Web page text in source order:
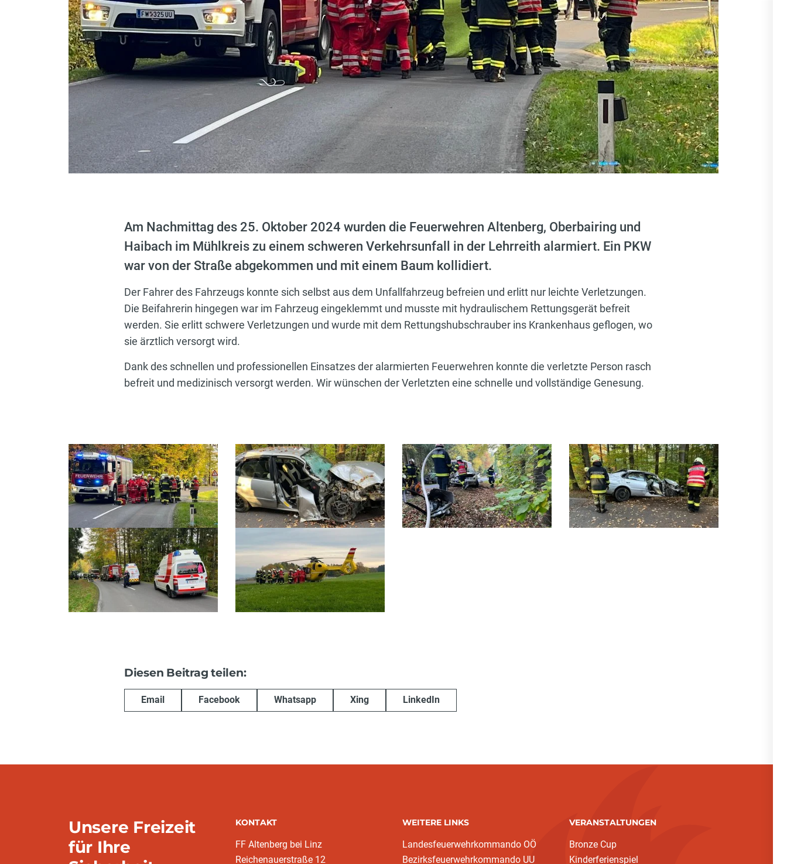
Am Nachmittag des 25. Oktober 2024 wurden die Feuerwehren Altenberg, Oberbairing und
Haibach im Mühlkreis zu einem schweren Verkehrsunfall in der Lehrreith alarmiert. Ein PKW
war von der Straße abgekommen und mit einem Baum kollidiert.
Der Fahrer des Fahrzeugs konnte sich selbst aus dem Unfallfahrzeug befreien und erlitt nur leichte Verletzungen.
Die Beifahrerin hingegen war im Fahrzeug eingeklemmt und musste mit hydraulischem Rettungsgerät befreit
werden. Sie erlitt schwere Verletzungen und wurde mit dem Rettungshubschrauber ins Krankenhaus geflogen, wo
sie ärztlich versorgt wird.
Dank des schnellen und professionellen Einsatzes der alarmierten Feuerwehren konnte die verletzte Person rasch
befreit und medizinisch versorgt werden. Wir wünschen der Verletzten eine schnelle und vollständige Genesung.
Diesen Beitrag teilen:
Email Facebook Whatsapp Xing LinkedIn
Unsere Freizeit
für Ihre
KONTAKT
FF Altenberg bei Linz
Reichenauerstraße 12
WEITERE LINKS
Landesfeuerwehrkommando OÖ
Bezirksfeuerwehrkommando UU
VERANSTALTUNGEN
Bronze Cup
Kinderferienspiel